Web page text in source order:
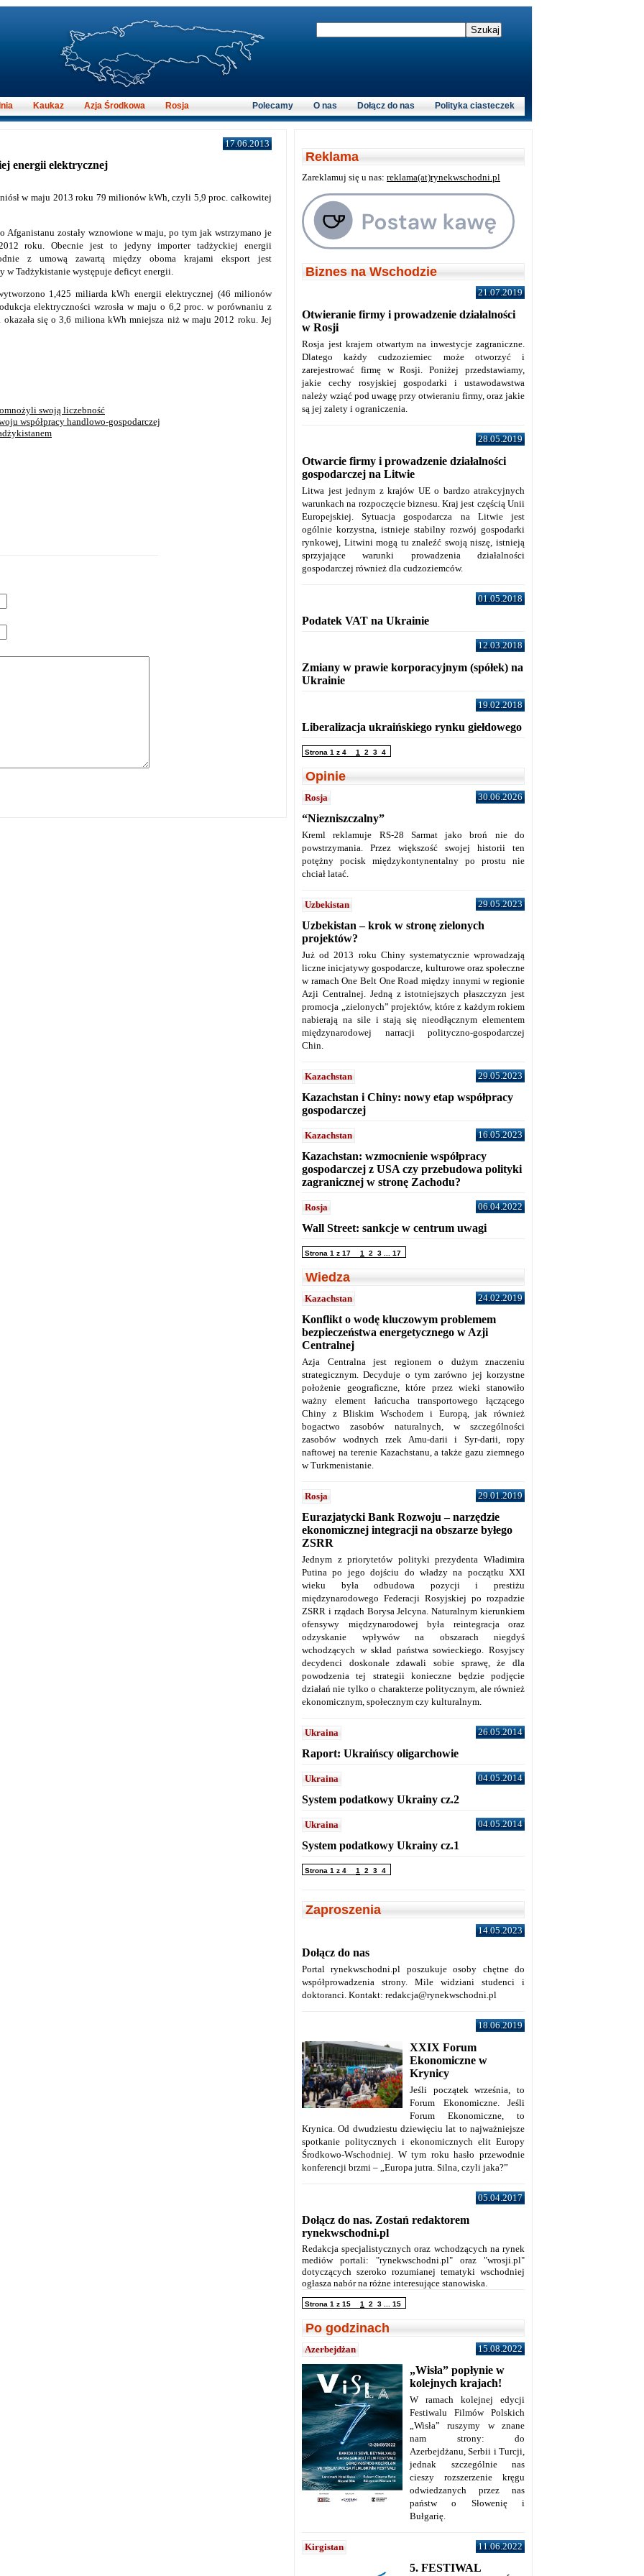
17.06.2013
energii elektrycznej
w maju 2013 roku 79 milionów kWh, czyli 5,9 proc. całkowitej
Afganistanu zostały wznowione w maju, po tym jak wstrzymano je
roku. Obecnie jest to jedyny importer tadżyckiej energii
z umową zawartą między oboma krajami eksport jest
w Tadżykistanie występuje deficyt energii.
1,425 miliarda kWh energii elektrycznej (46 milionów
elektryczności wzrosła w maju o 6,2 proc. w porównaniu z
się o 3,6 miliona kWh mniejsza niż w maju 2012 roku. Jej
swoją liczebność
współpracy handlowo-gospodarczej
Kaukaz Azja Środkowa Rosja Polityka ciasteczek
Dołącz do nas
O nas
Polecamy
Reklama
Zareklamuj się u nas: reklama(at)rynekwschodni.pl
Biznes na Wschodzie
21.07.2019
Otwieranie firmy i prowadzenie działalności
w Rosji
Rosja jest krajem otwartym na inwestycje zagraniczne.
Dlatego każdy cudzoziemiec może otworzyć i
zarejestrować firmę w Rosji. Poniżej przedstawiamy,
jakie cechy rosyjskiej gospodarki i ustawodawstwa
należy wziąć pod uwagę przy otwieraniu firmy, oraz jakie
są jej zalety i ograniczenia.
28.05.2019
Otwarcie firmy i prowadzenie działalności
gospodarczej na Litwie
Litwa jest jednym z krajów UE o bardzo atrakcyjnych
warunkach na rozpoczęcie biznesu. Kraj jest częścią Unii
Europejskiej. Sytuacja gospodarcza na Litwie jest
ogólnie korzystna, istnieje stabilny rozwój gospodarki
rynkowej, Litwini mogą tu znaleźć swoją niszę, istnieją
sprzyjające warunki prowadzenia działalności
gospodarczej również dla cudzoziemców.
01.05.2018
Podatek VAT na Ukrainie
12.03.2018
Zmiany w prawie korporacyjnym (spółek) na
Ukrainie
19.02.2018
Liberalizacja ukraińskiego rynku giełdowego
Strona 1 z 4 1 2 3 4
Opinie
Rosja 30.06.2026
“Niezniszczalny”
Kreml reklamuje RS-28 Sarmat jako broń nie do
powstrzymania. Przez większość swojej historii ten
potężny pocisk międzykontynentalny po prostu nie
chciał latać.
Uzbekistan 29.05.2023
Uzbekistan – krok w stronę zielonych
projektów?
Już od 2013 roku Chiny systematycznie wprowadzają
liczne inicjatywy gospodarcze, kulturowe oraz społeczne
w ramach One Belt One Road między innymi w regionie
Azji Centralnej. Jedną z istotniejszych płaszczyzn jest
promocja „zielonych” projektów, które z każdym rokiem
nabierają na sile i stają się nieodłącznym elementem
międzynarodowej narracji polityczno-gospodarczej
Chin.
Kazachstan 29.05.2023
Kazachstan i Chiny: nowy etap współpracy
gospodarczej
Kazachstan 16.05.2023
Kazachstan: wzmocnienie współpracy
gospodarczej z USA czy przebudowa polityki
zagranicznej w stronę Zachodu?
Rosja 06.04.2022
Wall Street: sankcje w centrum uwagi
Strona 1 z 17 1 2 3 17
Wiedza
Kazachstan 24.02.2019
Konflikt o wodę kluczowym problemem
bezpieczeństwa energetycznego w Azji
Centralnej
Azja Centralna jest regionem o dużym znaczeniu
strategicznym. Decyduje o tym zarówno jej korzystne
położenie geograficzne, które przez wieki stanowiło
ważny element łańcucha transportowego łączącego
Chiny z Bliskim Wschodem i Europą, jak również
bogactwo zasobów naturalnych, w szczególności
zasobów wodnych rzek Amu-darii i Syr-darii, ropy
naftowej na terenie Kazachstanu, a także gazu ziemnego
w Turkmenistanie.
Rosja 29.01.2019
Eurazjatycki Bank Rozwoju – narzędzie
ekonomicznej integracji na obszarze byłego
ZSRR
Jednym z priorytetów polityki prezydenta Władimira
Putina po jego dojściu do władzy na początku XXI
wieku była odbudowa pozycji i prestiżu
międzynarodowego Federacji Rosyjskiej po rozpadzie
ZSRR i rządach Borysa Jelcyna. Naturalnym kierunkiem
ofensywy międzynarodowej była reintegracja oraz
odzyskanie wpływów na obszarach niegdyś
wchodzących w skład państwa sowieckiego. Rosyjscy
decydenci doskonale zdawali sobie sprawę, że dla
powodzenia tej strategii konieczne będzie podjęcie
działań nie tylko o charakterze politycznym, ale również
ekonomicznym, społecznym czy kulturalnym.
Ukraina 26.05.2014
Raport: Ukraińscy oligarchowie
Ukraina 04.05.2014
System podatkowy Ukrainy cz.2
Ukraina 04.05.2014
System podatkowy Ukrainy cz.1
Strona 1 z 4 1 2 3 4
Zaproszenia
14.05.2023
Dołącz do nas
Portal rynekwschodni.pl poszukuje osoby chętne do
współprowadzenia strony. Mile widziani studenci i
doktoranci. Kontakt: redakcja@rynekwschodni.pl
18.06.2019
XXIX Forum
Ekonomiczne w
Krynicy
Jeśli początek września, to
Forum Ekonomiczne. Jeśli
Forum Ekonomiczne, to
Krynica. Od dwudziestu dziewięciu lat to najważniejsze
spotkanie politycznych i ekonomicznych elit Europy
Środkowo-Wschodniej. W tym roku hasło przewodnie
konferencji brzmi – „Europa jutra. Silna, czyli jaka?”
05.04.2017
Dołącz do nas. Zostań redaktorem
rynekwschodni.pl
Redakcja specjalistycznych oraz wchodzących na rynek
mediów portali: "rynekwschodni.pl" oraz "wrosji.pl"
dotyczących szeroko rozumianej tematyki wschodniej
ogłasza nabór na różne interesujące stanowiska.
Strona 1 z 15 1 2 3 15
Po godzinach
Azerbejdżan 15.08.2022
„Wisła” popłynie w
kolejnych krajach!
W ramach kolejnej edycji
Festiwalu Filmów Polskich
„Wisła” ruszymy w znane
nam strony: do
Azerbejdżanu, Serbii i Turcji,
jednak szczególnie nas
cieszy rozszerzenie kręgu
odwiedzanych przez nas
państw o Słowenię i
Bułgarię.
Kirgistan 11.06.2022
5. FESTIWAL